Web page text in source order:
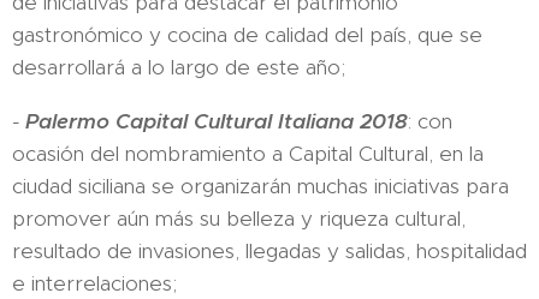
gastronómico y cocina de calidad del país, que se
desarrollará a lo largo de este año;
- Palermo Capital Cultural Italiana 2018: con
ocasión del nombramiento a Capital Cultural, en la
ciudad siciliana se organizarán muchas iniciativas para
promover aún más su belleza y riqueza cultural,
resultado de invasiones, llegadas y salidas, hospitalidad
e interrelaciones;